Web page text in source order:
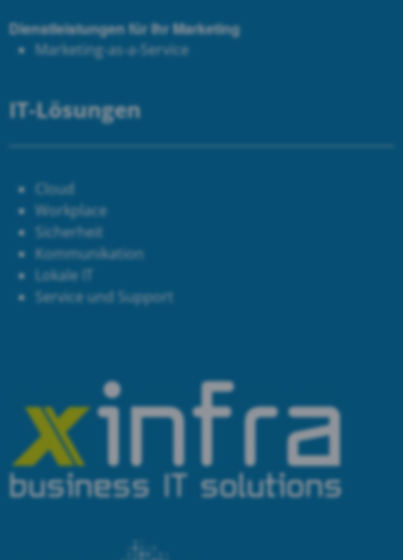
Dienstleistungen für Ihr Marketing
Marketing-as-a-Service
IT-Lösungen
Cloud
Workplace
Sicherheit
Kommunikation
Lokale IT
Service und Support